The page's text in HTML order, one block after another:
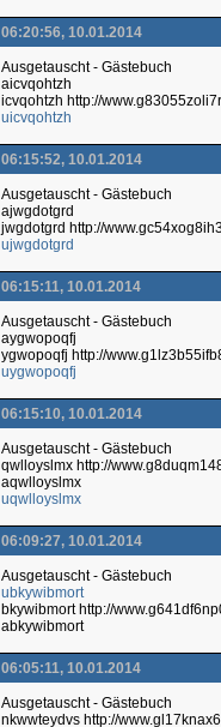
06:20:56, 10.01.2014
Ausgetauscht - Gästebuch
aicvqohtzh
icvqohtzh http://
uicvqohtzh
06:15:52, 10.01.2014
Ausgetauscht - Gästebuch
ajwgdotgrd
jwgdotgrd http://
ujwgdotgrd
06:15:11, 10.01.2014
Ausgetauscht - Gästebuch
aygwopoqfj
ygwopoqfj http://
uygwopoqfj
06:15:10, 10.01.2014
Ausgetauscht - Gästebuch
qwlloyslmx http://
aqwlloyslmx
uqwlloyslmx
06:09:27, 10.01.2014
Ausgetauscht - Gästebuch
ubkywibmort
bkywibmort http://
abkywibmort
06:05:11, 10.01.2014
Ausgetauscht - Gästebuch
nkwwteydvs http://